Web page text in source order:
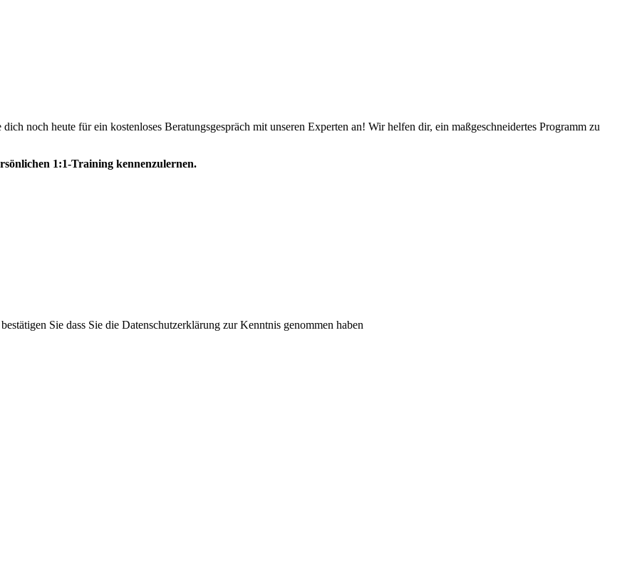
noch heute für ein kostenloses Beratungsgespräch mit unseren Experten an! Wir helfen dir, ein maßgeschneidertes Programm zu
1:1-Training kennenzulernen.
Sie dass Sie die Datenschutzerklärung zur Kenntnis genommen haben